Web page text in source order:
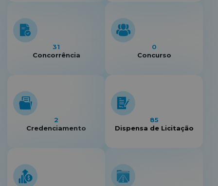
31
Concorrência
2
Credenciamento
0
Concurso
85
Dispensa de Licitação